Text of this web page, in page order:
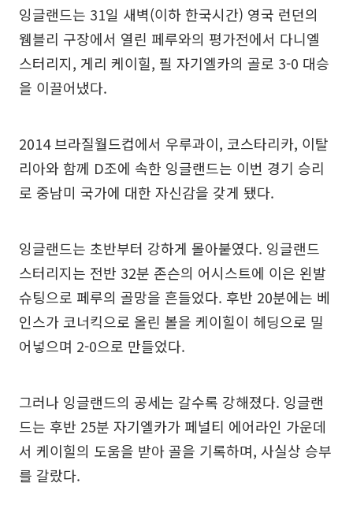
잉글랜드는 31일 새벽(이하 한국시간) 영국 런던의
웸블리 구장에서 열린 페루와의 평가전에서 다니엘
스터리지, 게리 케이힐, 필 자기엘카의 골로 3-0 대승
을 이끌어냈다.
2014 브라질월드컵에서 우루과이, 코스타리카, 이탈
리아와 함께 D조에 속한 잉글랜드는 이번 경기 승리
로 중남미 국가에 대한 자신감을 갖게 됐다.
잉글랜드는 초반부터 강하게 몰아붙였다. 잉글랜드
스터리지는 전반 32분 존슨의 어시스트에 이은 왼발
슈팅으로 페루의 골망을 흔들었다. 후반 20분에는 베
인스가 코너킥으로 올린 볼을 케이힐이 헤딩으로 밀
어넣으며 2-0으로 만들었다.
그러나 잉글랜드의 공세는 갈수록 강해졌다. 잉글랜
드는 후반 25분 자기엘카가 페널티 에어라인 가운데
서 케이힐의 도움을 받아 골을 기록하며, 사실상 승부
를 갈랐다.